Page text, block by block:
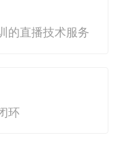
的直播技术服务
环